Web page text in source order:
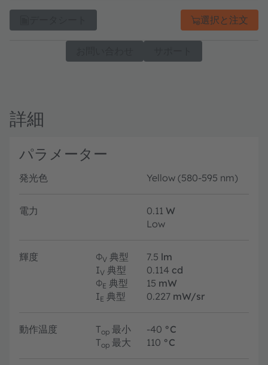
選択と注文
詳細
パラメーター
発光色 Yellow (580-595 nm)
電力 0.11 W
Low
輝度 ΦV 典型 7.5 lm
IV 典型 0.114 cd
ΦE 典型 15 mW
IE 典型 0.227 mW/sr
動作温度 Top 最小 -40 °C
Top 最大 110 °C